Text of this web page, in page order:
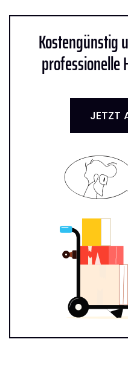
Kostengünstig
professionelle
JETZT